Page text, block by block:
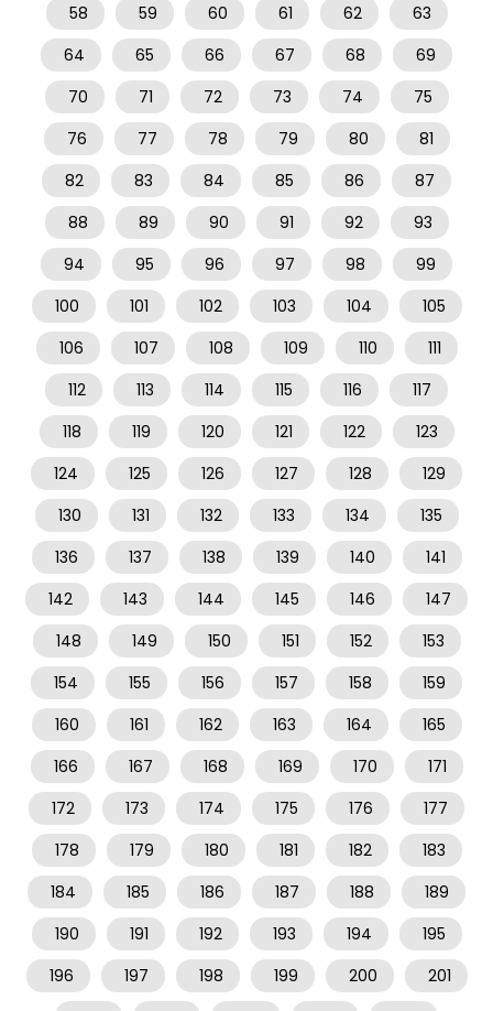
58
59 60 61 62
63
64
65 66 67 68
69
70
71 72 73 74
75
76
77 78 79 80
81
82
83 84 85 86
87
88
89 90 91 92
93
94
95 96 97 98
99
100
101 102 103 104
105
106
107 108 109 110
111
112
113 114 115 116
117
118
119 120 121 122
123
124
125 126 127 128
129
130
131 132 133 134
135
136
137 138 139 140
141
142
143 144 145 146
147
148
149 150 151 152
153
154
155 156 157 158
159
160
161 162 163 164
165
166
167 168 169 170
171
172
173 174 175 176
177
178
179 180 181 182
183
184
185 186 187 188
189
190
191 192 193 194
195
196
197 198 199 200
201